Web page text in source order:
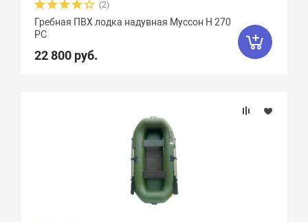
(2)
Гребная ПВХ лодка надувная Муссон Н 270
РС
22 800 руб.